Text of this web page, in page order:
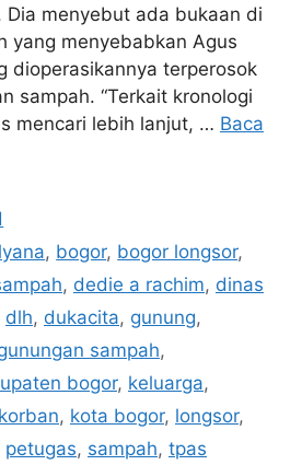
Dia menyebut ada bukaan di
yang menyebabkan Agus
dioperasikannya terperosok
sampah. “Terkait kronologi
mencari lebih lanjut, … Baca
, bogor, bogor longsor,
, dedie a rachim, dinas
dlh, dukacita, gunung,
sampah,
bogor, keluarga,
korban, kota bogor, longsor,
petugas, sampah, tpas